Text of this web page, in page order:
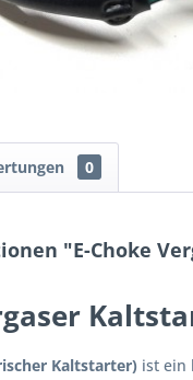
0
"E-Choke
Kaltstarter) ist ein